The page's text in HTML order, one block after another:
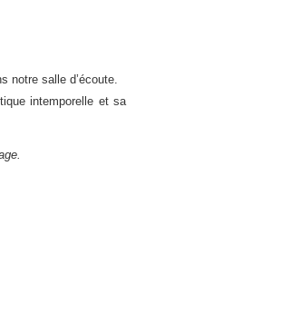
notre salle d’écoute.
intemporelle et sa